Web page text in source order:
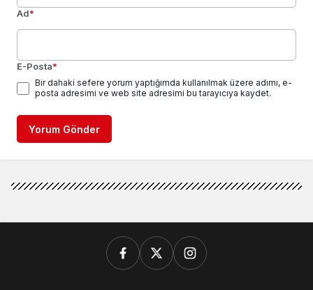
Ad*
E-Posta*
Bir dahaki sefere yorum yaptığımda kullanılmak üzere adımı, e-
posta adresimi ve web site adresimi bu tarayıcıya kaydet.
Yorum Gönder